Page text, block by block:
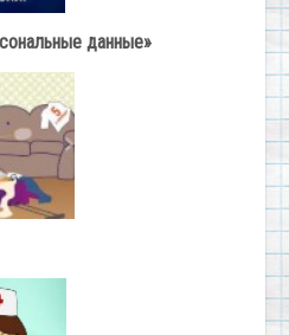
данные»